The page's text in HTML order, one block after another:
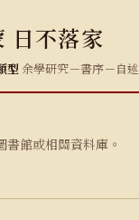
日不落家
型 余學研究－書序－自述
館或相關資料庫。